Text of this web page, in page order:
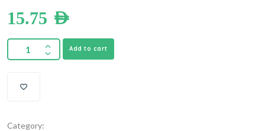
15.75 AED
Add to cart
Category: